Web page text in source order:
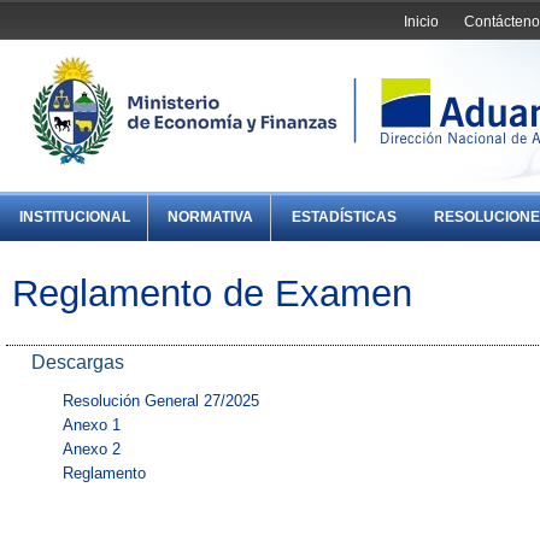
Inicio
INSTITUCIONAL NORMATIVA ESTADÍSTICAS
Reglamento de Examen
Descargas
Resolución General 27/2025
Anexo 1
Anexo 2
Reglamento